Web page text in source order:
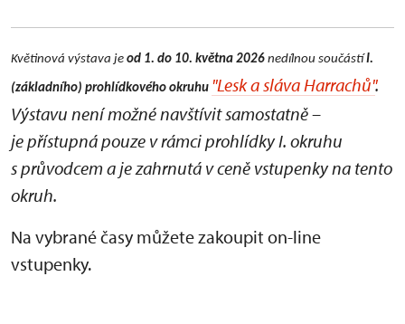
Květinová výstava je od 1. do 10. května 2026 nedílnou součástíI.
(základního) prohlídkového okruhu "Lesk a sláva Harrachů".
Výstavu není možné navštívit samostatně –
je přístupná pouze v rámci prohlídky I. okruhu
s průvodcem a je zahrnutá v ceně vstupenky na tento
okruh.
Na vybrané časy můžete zakoupit on-line
vstupenky.